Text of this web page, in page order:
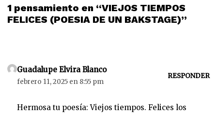
1 pensamiento en “VIEJOS TIEMPOS
FELICES (POESIA DE UN BAKSTAGE)”
Guadalupe Elvira Blanco
febrero 11, 2025 en 8:55 pm
RESPONDER
Hermosa tu poesía: Viejos tiempos. Felices los